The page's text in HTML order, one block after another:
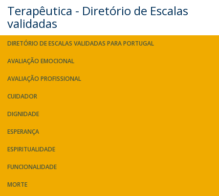
Terapêutica - Diretório de Escalas
validadas
DIRETÓRIO DE ESCALAS VALIDADAS PARA PORTUGAL
AVALIAÇÃO EMOCIONAL
AVALIAÇÃO PROFISSIONAL
CUIDADOR
DIGNIDADE
ESPERANÇA
ESPIRITUALIDADE
FUNCIONALIDADE
MORTE